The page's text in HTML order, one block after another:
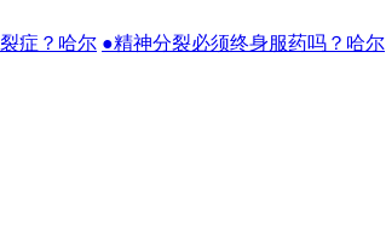
症？哈尔 ●精神分裂必须终身服药吗？哈尔